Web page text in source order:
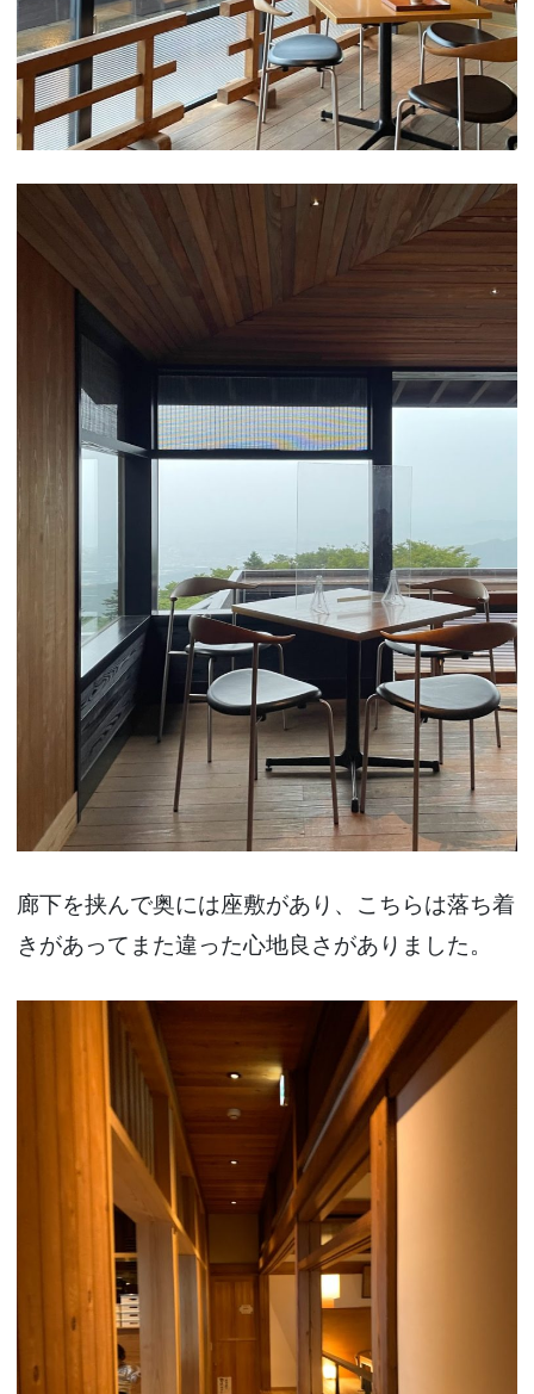
廊下を挟んで奥には座敷があり、こちらは落ち着
きがあってまた違った心地良さがありました。